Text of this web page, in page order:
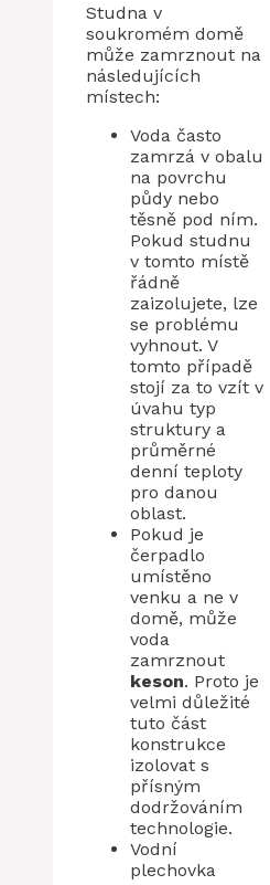
Studna v
soukromém domě
může zamrznout na
následujících
místech:
Voda často
zamrzá v obalu
na povrchu
půdy nebo
těsně pod ním.
Pokud studnu
v tomto místě
řádně
zaizolujete, lze
se problému
vyhnout. V
tomto případě
stojí za to vzít v
úvahu typ
struktury a
průměrné
denní teploty
pro danou
oblast.
Pokud je
čerpadlo
umístěno
venku a ne v
domě, může
voda
zamrznout
keson. Proto je
velmi důležité
tuto část
konstrukce
izolovat s
přísným
dodržováním
technologie.
Vodní
plechovka